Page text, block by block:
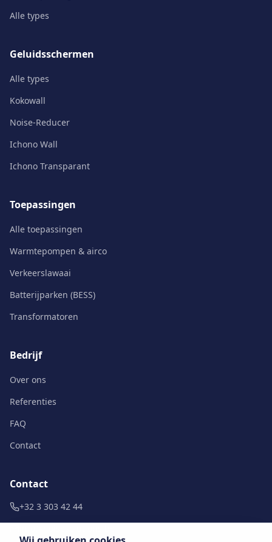
Alle types
Geluidsschermen
Alle types
Kokowall
Noise-Reducer
Ichono Wall
Ichono Transparant
Toepassingen
Alle toepassingen
Warmtepompen & airco
Verkeerslawaai
Batterijparken (BESS)
Transformatoren
Bedrijf
Over ons
Referenties
FAQ
Contact
Contact
+32 3 303 42 44